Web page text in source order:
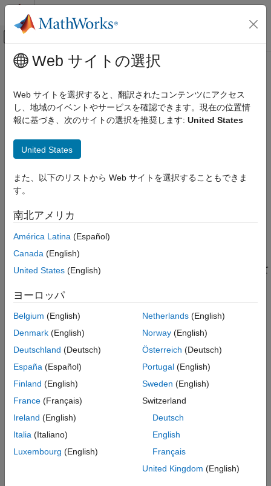
コンテンツへスキップ
オフキャンバス ナビゲーション メ
ドキュメンテーションのホーム
Simulink Check
項目一覧
チェックのパラメーター化
結果と推奨アクション
メインコンテンツ
アクション タイプの繰り返しをチ
ェック
チェック ID:mathworks.jmaab.jc_0734
ガイドライン
MAB v6.0
JMAAB v6.0
説明
このチェックは、1 つの Stateflow
ステートで複数回使用されて
イプには次のものがあります。
entry (en)
during (du)
exit (ex)
このチェックには Check™
および Stateflow のライセ
チェックのパラメーター化
MAB モデリング ガイドラインはサブ ID を 1 つのみ提供するた
め、このチェックにはサブチェックは含まれません。
Web サイトの選択
Web サイトを選択すると、翻訳されたコンテンツにアクセス
し、地域のイベントやサービスを確認できます。現在の位置情
報に基づき、次のサイトの選択を推奨します: United States
United States
また、以下のリストから Web サイトを選択することもできま
す。
南北アメリカ
América Latina (Español)
Canada (English)
United States (English)
ヨーロッパ
Belgium (English)
Denmark (English)
Deutschland (Deutsch)
España (Español)
Finland (English)
France (Français)
Ireland (English)
Italia (Italiano)
Luxembourg (English)
Netherlands(English)
Norway(English)
Österreich (Deutsch)
Portugal(English)
Sweden (English)
Switzerland
Deutsch
English
Français
United Kingdom (English)